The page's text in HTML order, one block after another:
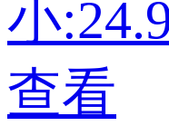
小
查看